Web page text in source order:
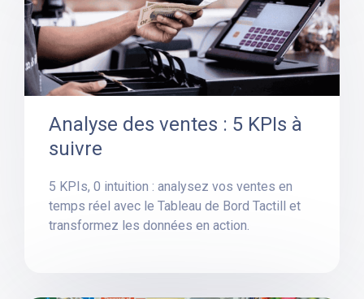
Analyse des ventes : 5 KPIs à
suivre
5 KPIs, 0 intuition : analysez vos ventes en
temps réel avec le Tableau de Bord Tactill et
transformez les données en action.